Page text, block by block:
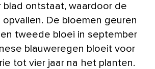
blad ontstaat, waardoor de
De bloemen geuren
tweede bloei in september
blauweregen bloeit voor
tot vier jaar na het planten.